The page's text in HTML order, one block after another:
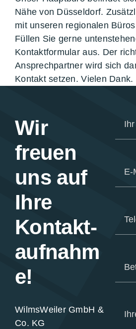
Nähe von Düsseldorf.
mit unseren regionalen
Füllen Sie gerne
Kontaktformular aus. Der
Ansprechpartner wird sich
Kontakt setzen. Vielen Dank.
Wir
freuen
uns auf
Ihre
Kontakt-
aufnahm
e!
WilmsWeiler GmbH &
Co. KG